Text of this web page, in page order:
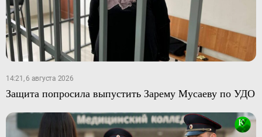
14:21, 6 августа 2026
Защита попросила выпустить Зарему Мусаеву по УДО